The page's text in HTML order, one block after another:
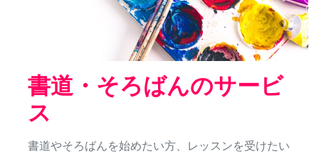
書道・そろばんのサービ
ス
書道やそろばんを始めたい方、レッスンを受けたい